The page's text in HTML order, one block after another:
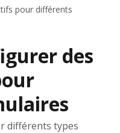
pour différents
des
différents types